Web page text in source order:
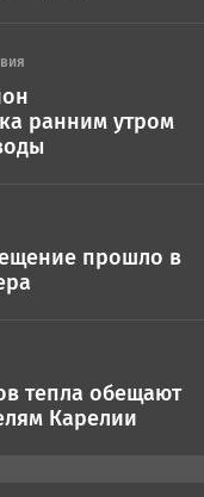
ранним утром
прошло в
тепла обещают
Карелии